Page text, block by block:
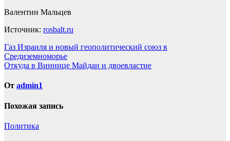
Валентин Мальцев
Источник: rosbalt.ru
Навигация
по
Газ Израиля и новый геополитический союз в
Средиземноморье
Откуда в Виннице Майдан и двоевластие
От admin1
Похожая запись
Политика